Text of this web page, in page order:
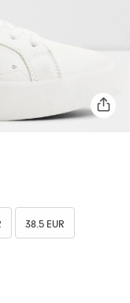
38.5 EUR